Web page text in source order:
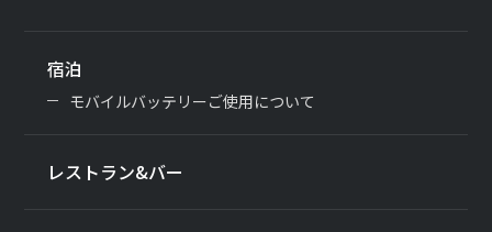
宿泊
モバイルバッテリーご使用について
レストラン&バー